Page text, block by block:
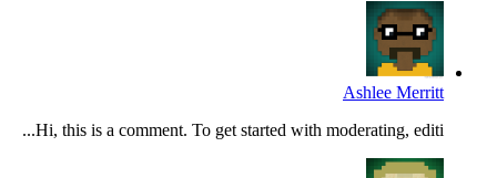
Ashlee Merritt
Hi, this is a comment. To get started with moderating, editi...